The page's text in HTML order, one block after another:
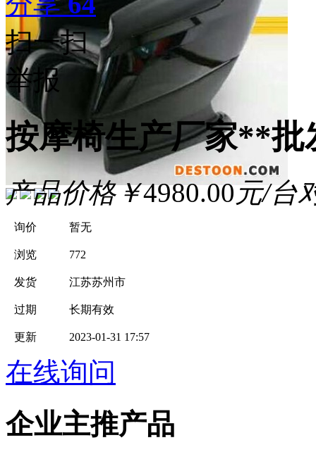
扫一扫
举报
按摩椅生产厂家**批
产品价格￥4980.00元/台
询价 暂无
浏览 772
发货 江苏苏州市
过期 长期有效
更新 2023-01-31 17:57
在线询问
企业主推产品